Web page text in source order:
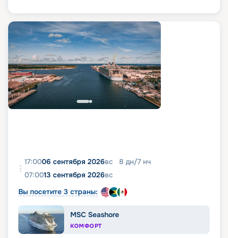
17:0006 сентября 2026вс 8 дн/7 нч
07:0013 сентября 2026вс
Вы посетите 3 страны:
MSC Seashore
КОМФОРТ